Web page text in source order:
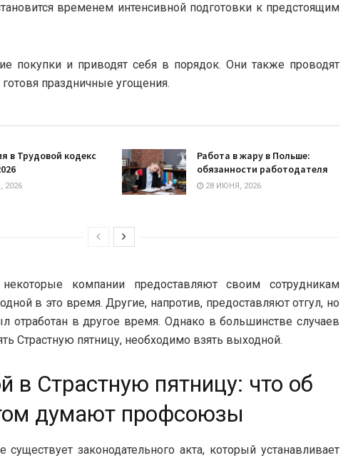
временем интенсивной подготовки к предстоящим
покупки и приводят себя в порядок. Они также проводят
праздничные угощения.
в Трудовой кодекс
2026
Работа в жару в Польше:
обязанности работодателя
28 ИЮНЯ, 2026
некоторые компании предоставляют своим сотрудникам
в это время. Другие, напротив, предоставляют отгул, но
отработан в другое время. Однако в большинстве случаев
Страстную пятницу, необходимо взять выходной.
в Страстную пятницу: что об
думают профсоюзы
законодательного акта, который устанавливает